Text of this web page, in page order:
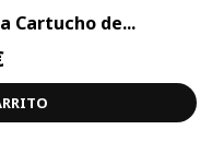
Cartucho de...